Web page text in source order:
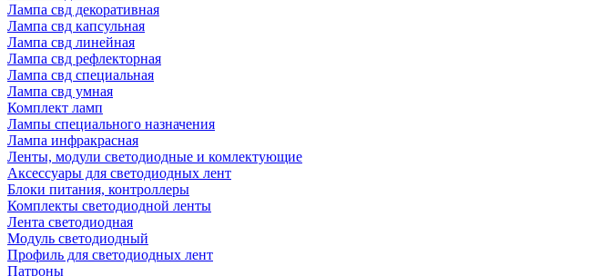
Лампа свд декоративная
Лампа свд капсульная
Лампа свд линейная
Лампа свд рефлекторная
Лампа свд специальная
Лампа свд умная
Комплект ламп
Лампы специального назначения
Лампа инфракрасная
Ленты, модули светодиодные и комлектующие
Аксессуары для светодиодных лент
Блоки питания, контроллеры
Комплекты светодиодной ленты
Лента светодиодная
Модуль светодиодный
Профиль для светодиодных лент
Патроны